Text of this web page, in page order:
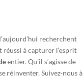
recherchent
réussi à capturer l’esprit
entier. Qu’il s’agisse de
réinventer. Suivez-nous à